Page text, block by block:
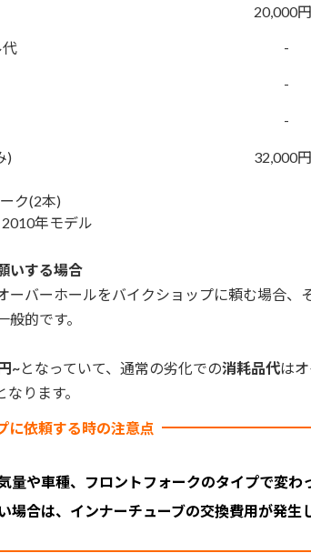
20,000
-
-
-
) 32,000
ク(2本)
年モデル
いする場合
ーバーホールをバイクショップに頼む場合、
的です。
~となっていて、通常の劣化での消耗品代は
なります。
依頼する時の注意点
量や車種、フロントフォークのタイプで変わ
場合は、インナーチューブの交換費用が発生